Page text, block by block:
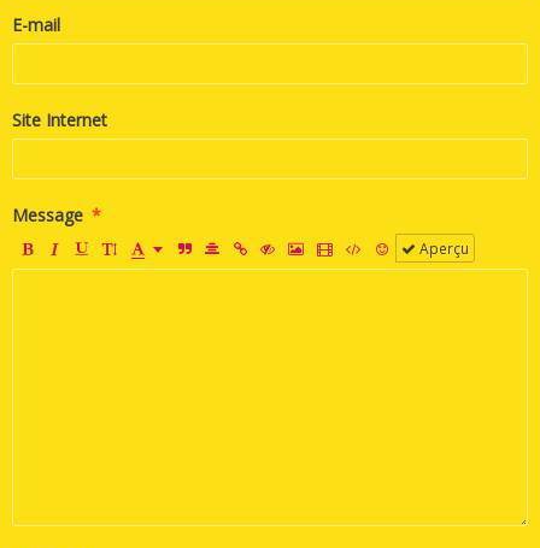
E-mail
Site Internet
Message
Aperçu